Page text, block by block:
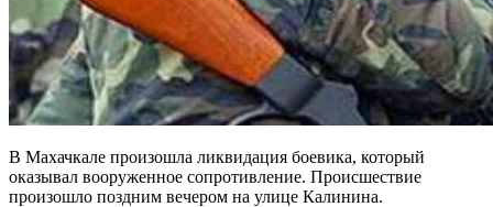
В Махачкале произошла ликвидация боевика, который
оказывал вооруженное сопротивление. Происшествие
произошло поздним вечером на улице Калинина.